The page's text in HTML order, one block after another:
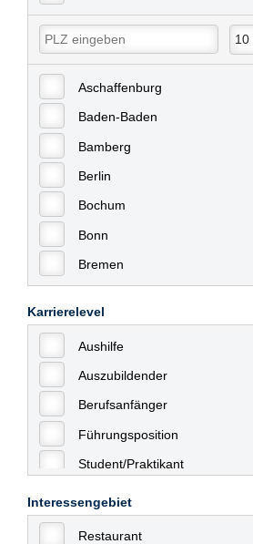
Aschaffenburg
Baden-Baden
Bamberg
Berlin
Bochum
Bonn
Bremen
Celle
Chemnitz
Dessau
Dresden
Düsseldorf
Erfurt
Essen
Frankfurt
Karrierelevel
Aushilfe
Auszubildender
Berufsanfänger
Führungsposition
Student/Praktikant
Interessengebiet
Restaurant